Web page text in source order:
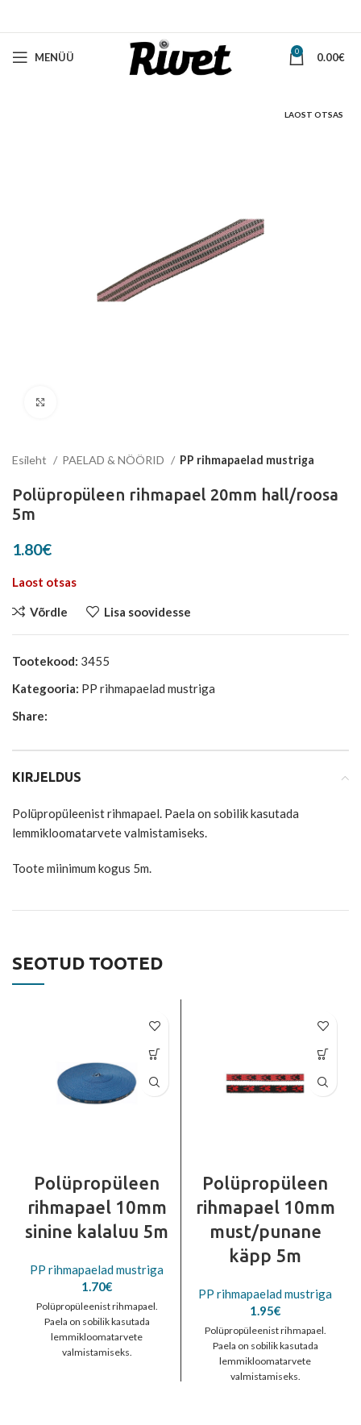
MENÜÜ 0 0.00€
LAOST OTSAS
Esileht PAELAD & NÖÖRID PP rihmapaelad mustriga
Polüpropüleen rihmapael 20mm hall/roosa
5m
1.80€
Laost otsas
Võrdle Lisa soovidesse
Tootekood: 3455
Kategooria: PP rihmapaelad mustriga
Share:
KIRJELDUS
Polüpropüleenist rihmapael. Paela on sobilik kasutada
lemmikloomatarvete valmistamiseks.
Toote miinimum kogus 5m.
SEOTUD TOOTED
Polüpropüleen
rihmapael 10mm
sinine kalaluu 5m
PP rihmapaelad mustriga
1.70€
Polüpropüleenist rihmapael.
Paela on sobilik kasutada
lemmikloomatarvete
valmistamiseks.
Polüpropüleen
rihmapael 10mm
must/punane
käpp 5m
PP rihmapaelad mustriga
1.95€
Polüpropüleenist rihmapael.
Paela on sobilik kasutada
lemmikloomatarvete
valmistamiseks.